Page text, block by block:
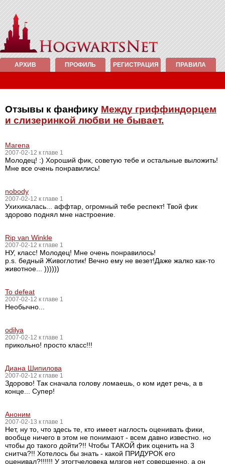
АРХИВ ПРОФИЛЬ РЕГИСТРАЦИЯ ПРАВИЛА
Отзывы к фанфику Между гриффиндорцем
и слизеринкой любви не бывает.
Marena
2007-02-12 к главе 1
Молодец! :) Хороший фик, советую тебе и остальные выложить!
Мне все очень понравились!
nobody
2007-02-12 к главе 1
Ухихикалась... аффтар, огромный тебе респект! Твой фик
здорово поднял мне настроение.
Rip van Winkle
2007-02-12 к главе 1
НУ, класс! Молодец! Мне очень понравилось!
p.s. бедный Живоглотик! Вечно ему не везет!Даже жалко как-то
животное... ))))))
To defeat
2007-02-12 к главе 1
Необычно...
odilya
2007-02-12 к главе 1
прикольно! просто класс!!!
Диана Шипилова
2007-02-12 к главе 1
Здорово! Так сначала голову ломаешь, о ком идет речь, а в
конце... Супер!
Аноним
2007-02-13 к главе 1
Нет, ну то, что здесь те, кто имеет наглость оценивать фики,
вообще ничего в этом не понимают - всем давно известно. но
чтобы до такого дойти?!! Чтобы ТАКОЙ фик оценить на 3
снитча?!! Хотелось бы знать - какой ПРИДУРОК его
оценивал?!!!!!! У этогтчеловека млзгов нет совершенно, а он